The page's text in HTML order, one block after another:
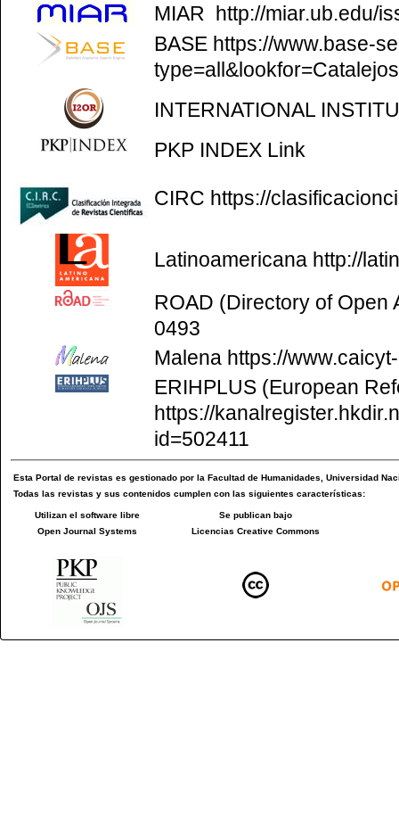
MIAR http://miar.ub.edu/
BASE https://www.base-
INTERNATIONAL
PKP INDEX Link
CIRC https://
Latinoamericana http://
ROAD (Directory of Open
0493
Malena https://
ERIHPLUS (European
https://
id=502411
EstaPortal de revistas es gestionado por laFacultad de Humanidades ,Universidad
Todas las revistas y sus contenidos cumplen con las siguientes características:
Utilizan el software libre
Open Journal Systems
Se publican bajo
Licencias Creative Commons